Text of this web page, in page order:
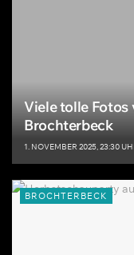
Viele tolle Fotos
Brochterbeck
1. NOVEMBER 2025, 23:30
BROCHTERBECK